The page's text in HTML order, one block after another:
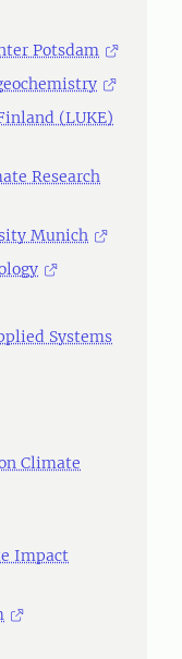
Potsdam
(LUKE)
Research
Munich
Systems
Climate
Impact